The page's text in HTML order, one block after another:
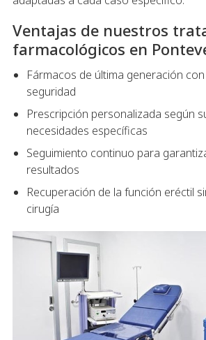
Ventajas de nuestros
farmacológicos en
Fármacos de última generación
seguridad
Prescripción personalizada según
necesidades específicas
Seguimiento continuo para
resultados
Recuperación de la función eréctil
cirugía